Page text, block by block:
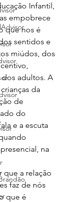
Infantil,
empobrece
que nos é
sentidos e
miúdos, dos
adultos. A
da
de
do
e a escuta
na
que a relação
faz de nós
que é